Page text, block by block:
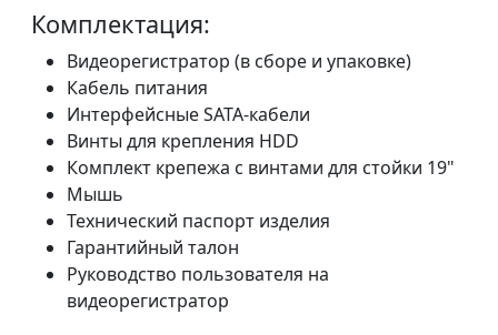
Комплектация:
Видеорегистратор (в сборе и упаковке)
Кабель питания
Интерфейсные SATA-кабели
Винты для крепления HDD
Комплект крепежа с винтами для стойки 19"
Мышь
Технический паспорт изделия
Гарантийный талон
Руководство пользователя на
видеорегистратор